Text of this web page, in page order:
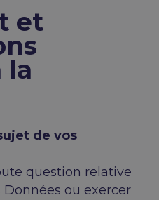
et
la
de vos
question relative
ou exercer